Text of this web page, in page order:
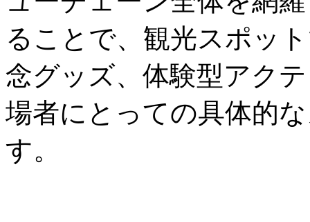
ることで、観光スポッ
念グッズ、体験型アク
場者にとっての具体的
す。